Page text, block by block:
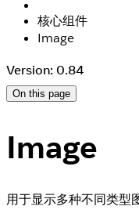
核心组件
Image
Version: 0.84
On this page
Image
用于显示多种不同类型